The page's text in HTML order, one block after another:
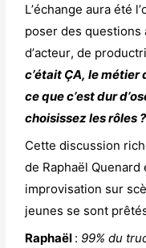
L’échange aura été
poser des questions
d’acteur, de
c’était ÇA, le métier
ce que c’est dur
choisissez les rôles
Cette discussion
de Raphaël
improvisation sur
jeunes se sont
Raphaël : 99% du